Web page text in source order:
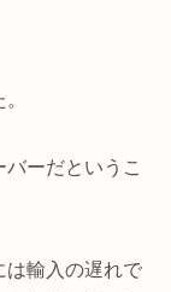
ーだというこ
は輸入の遅れで